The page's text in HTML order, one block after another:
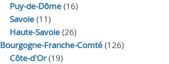
Puy-de-Dôme(16)
Savoie(11)
Haute-Savoie(26)
Bourgogne-Franche-Comté(126)
Côte-d'Or(19)